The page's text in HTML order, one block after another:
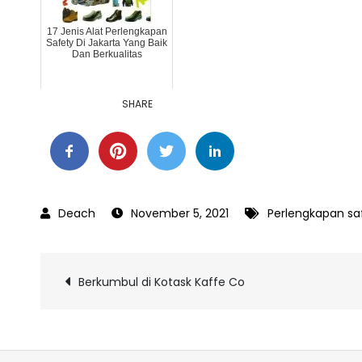
17 Jenis Alat Perlengkapan
Safety Di Jakarta Yang Baik
Dan Berkualitas
SHARE
November 5, 2021 Perlengkapan
Post
Berkumbul di Kotask Kaffe Co